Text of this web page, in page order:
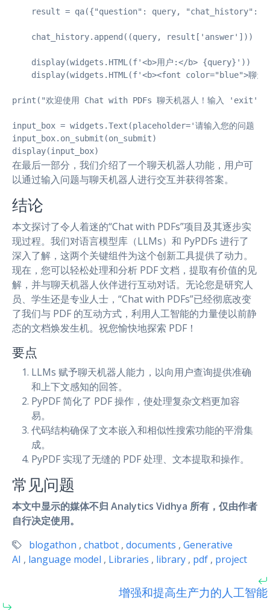
result = qa({"question": query, "chat_history":
    chat_history.append((query, result['answer']))
    display(widgets.HTML(f'<b>用户:</b> {query}'))
display(widgets.HTML(f'<b><font color="blue">聊
print("欢迎使用 Chat with PDFs 聊天机器人！输入 'exit'
input_box = widgets.Text(placeholder='请输入您的问题
input_box.on_submit(on_submit)
display(input_box)
在最后一部分，我们介绍了一个聊天机器人功能，用户可
以通过输入问题与聊天机器人进行交互并获得答案。
结论
本文探讨了令人着迷的“Chat with PDFs”项目及其逐步实
现过程。我们对语言模型库（LLMs）和 PyPDFs 进行了
深入了解，这两个关键组件为这个创新工具提供了动力。
现在，您可以轻松处理和分析 PDF 文档，提取有价值的见
解，并与聊天机器人伙伴进行互动对话。无论您是研究人
员、学生还是专业人士，“Chat with PDFs”已经彻底改变
了我们与 PDF 的互动方式，利用人工智能的力量使以前静
态的文档焕发生机。祝您愉快地探索 PDF！
要点
LLMs 赋予聊天机器人能力，以向用户查询提供准确
和上下文感知的回答。
PyPDF 简化了 PDF 操作，使处理复杂文档更加容
易。
代码结构确保了文本嵌入和相似性搜索功能的平滑集
成。
PyPDF 实现了无缝的 PDF 处理、文本提取和操作。
常见问题
本文中显示的媒体不归 Analytics Vidhya 所有，仅由作者
自行决定使用。
blogathon , chatbot , documents , Generative
AI , language model , Libraries , library , pdf , project
增强和提高生产力的人工智能